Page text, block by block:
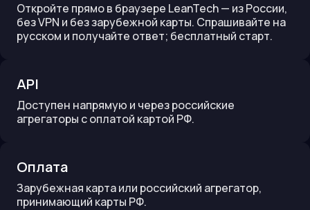
Откройте прямо в браузере LeanTech — из России,
без VPN и без зарубежной карты. Спрашивайте на
русском и получайте ответ; бесплатный старт.
API
Доступен напрямую и через российские
агрегаторы с оплатой картой РФ.
Оплата
Зарубежная карта или российский агрегатор,
принимающий карты РФ.